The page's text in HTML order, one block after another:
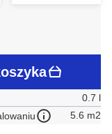
0.7 l
5.6 m2